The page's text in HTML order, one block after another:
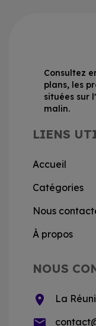
Consultez
plans, les
situées sur
malin.
LIENS
Accueil
Catégories
Nous
À propos
NOUS
location_on La
email